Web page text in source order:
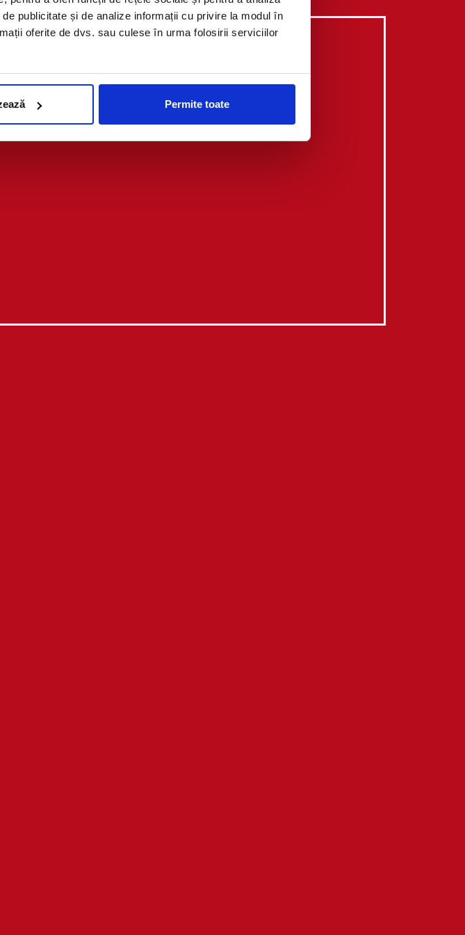
publicitate și de analize informații cu privire la modul în
oferite de dvs. sau culese în urma folosirii serviciilor
Permite toate